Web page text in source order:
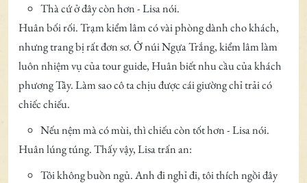
Thà cứ ở đây còn hơn - Lisa nói.
Huân bối rối. Trạm kiểm lâm có vài phòng dành cho khách,
nhưng trang bị rất đơn sơ. Ở núi Ngựa Trắng, kiểm lâm làm
luôn nhiệm vụ của tour guide, Huân biết nhu cầu của khách
phương Tây. Làm sao cô ta chịu được cái giường chỉ trải có
chiếc chiếu.
Nếu nệm mà có mùi, thì chiếu còn tốt hơn - Lisa nói.
Huân lúng túng. Thấy vậy, Lisa trấn an:
Tôi không buồn ngủ. Anh đi nghỉ đi, tôi thích ngồi đây